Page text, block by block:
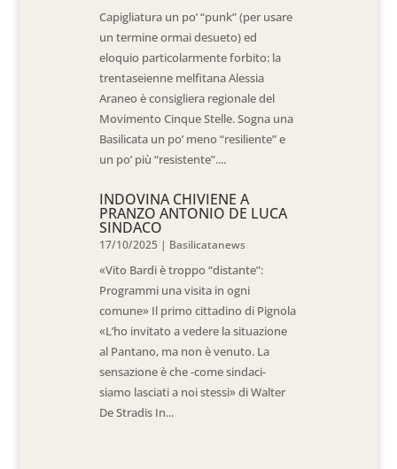
Capigliatura un po’ “punk” (per usare
un termine ormai desueto) ed
eloquio particolarmente forbito: la
trentaseienne melfitana Alessia
Araneo è consigliera regionale del
Movimento Cinque Stelle. Sogna una
Basilicata un po’ meno “resiliente” e
un po’ più “resistente”....
INDOVINA CHIVIENE A
PRANZO ANTONIO DE LUCA
SINDACO
17/10/2025 | Basilicatanews
«Vito Bardi è troppo “distante”:
Programmi una visita in ogni
comune» Il primo cittadino di Pignola
«L’ho invitato a vedere la situazione
al Pantano, ma non è venuto. La
sensazione è che -come sindaci-
siamo lasciati a noi stessi» di Walter
De Stradis In...